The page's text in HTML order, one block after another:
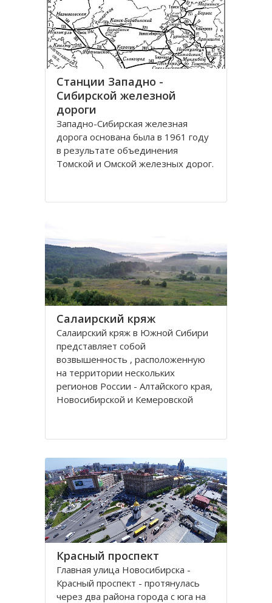
«Байкал» начинается от г
Станции Западно -
Сибирской железной
дороги
Западно-Сибирская железная
дорога основана была в 1961 году
в результате объединения
Томской и Омской железных дорог.
Сибирской железной дороги
Новосибирской областей
Салаирский кряж
Салаирский кряж в Южной Сибири
представляет собой
возвышенность , расположенную
на территории нескольких
регионов России - Алтайского края,
Новосибирской и Кемеровской
Кряж берет свое начало у гор Алтая
районе рек Томь-Чумыш и Уксунай,
дугой тянется
Красный проспект
Главная улица Новосибирска -
Красный проспект - протянулась
через два района города с юга на